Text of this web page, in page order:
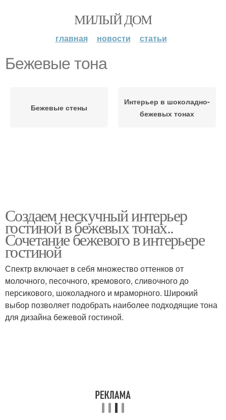
МИЛЫЙ ДОМ
главная новости статьи
Бежевые тона
Бежевые стены
Интерьер в шоколадно-
бежевых тонах
Создаем нескучный интерьер
гостиной в бежевых тонах..
Сочетание бежевого в интерьере
гостиной
Спектр включает в себя множество оттенков от
молочного, песочного, кремового, сливочного до
персикового, шоколадного и мраморного. Широкий
выбор позволяет подобрать наиболее подходящие тона
для дизайна бежевой гостиной.